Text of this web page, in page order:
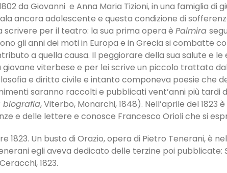
da Giovanni e Anna Maria Tizioni, in una famiglia di
ancora adolescente e questa condizione di
per il teatro: la sua prima opera è Palmira
gli anni dei moti in Europa e in Grecia si
a quella causa. Il peggiorare della sua salute e
giovane viterbese e per lei scrive un piccolo trattato
e diritto civile e intanto componeva poesie che
saranno raccolti e pubblicati vent’anni più tardi
biografia, Viterbo, Monarchi, 1848). Nell’aprile del
e delle lettere e conosce Francesco Orioli che si
1823. Un busto di Orazio, opera di Pietro Tenerani, è
egli aveva dedicato delle terzine poi pubblicate:
1823.